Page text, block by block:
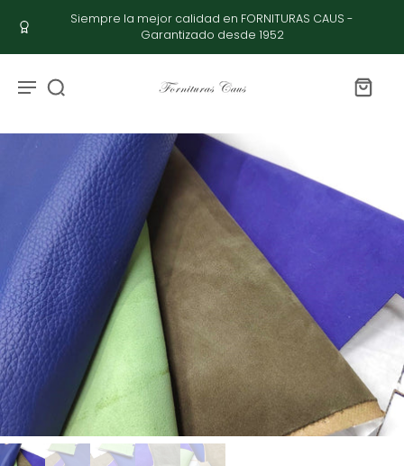
Siempre la mejor calidad en FORNITURAS CAUS -
Garantizado desde 1952